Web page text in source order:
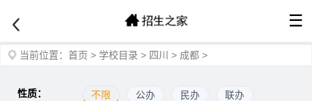
☰
当前位置： 首页 > 学校目录 > 四川 > 成都 >
性质： 不限 公办 民办 联办